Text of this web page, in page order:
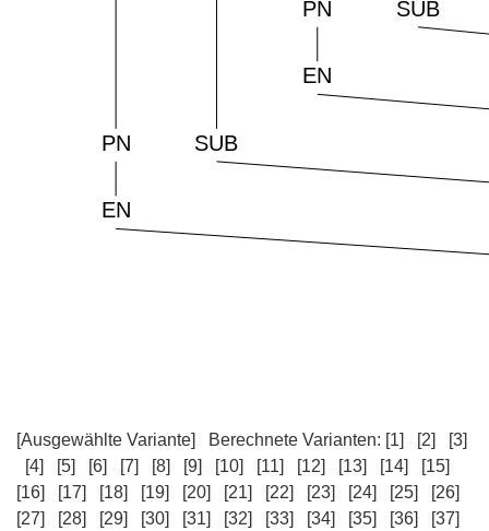
[Ausgewählte Variante] Berechnete Varianten: [1] [2]
[3]
[4]
[5] [6] [7] [8] [9] [10] [11] [12] [13] [14]
[15]
[16]
[17] [18] [19] [20] [21] [22] [23] [24] [25]
[26]
[27]
[28] [29] [30] [31] [32] [33] [34] [35] [36]
[37]